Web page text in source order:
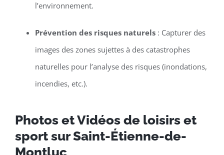
l’environnement.
Prévention des risques naturels: Capturer des
images des zones sujettes à des catastrophes
naturelles pour l’analyse des risques (inondations,
incendies, etc.).
Photos et Vidéos de loisirs et
sport sur Saint-Étienne-de-